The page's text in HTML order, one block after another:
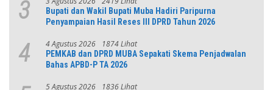
3
Bupati dan Wakil Bupati Muba Hadiri Paripurna
Penyampaian Hasil Reses III DPRD Tahun 2026
4 4 Agustus 2026 1874 Lihat
PEMKAB dan DPRD MUBA Sepakati Skema Penjadwalan
Bahas APBD-P TA 2026
5 Agustus 2026 1836 Lihat